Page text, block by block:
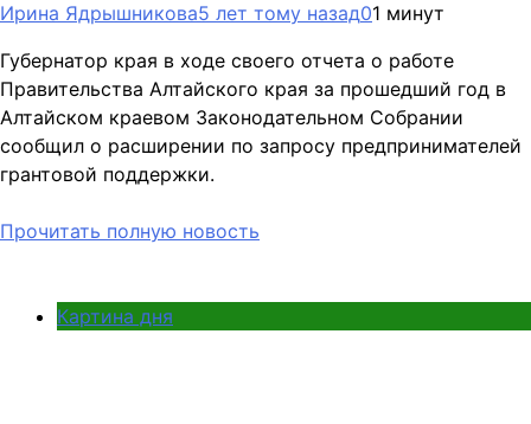
Ирина Ядрышникова5 лет тому назад01 минут
Губернатор края в ходе своего отчета о работе
Правительства Алтайского края за прошедший год в
Алтайском краевом Законодательном Собрании
сообщил о расширении по запросу предпринимателей
грантовой поддержки.
Прочитать полную новость
Картина дня